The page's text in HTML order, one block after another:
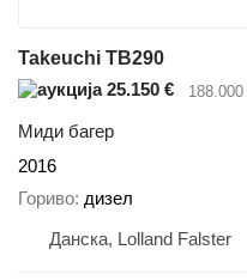
Takeuchi TB290
25.150 €
Миди багер
2016
Гориво дизел
Данска, Lolland Falster